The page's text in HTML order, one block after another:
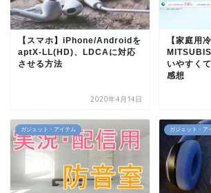
【スマホ】iPhone/Androidを
aptX-LL(HD)、LDCAに対応
させる方法
2020年4月14日
【家庭用
いやすく
感想
ガジェット・アイテム ガジェット・ア